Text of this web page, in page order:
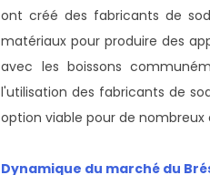
ont créé des fabricants de
matériaux pour produire des
avec les boissons
l'utilisation des fabricants de
option viable pour de
Dynamique du marché du